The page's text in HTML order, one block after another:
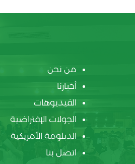
من نحن
أخبارنا
الفيديوهات
الجولات الإفتراضية
الدبلومة الأمريكية
اتصل بنا